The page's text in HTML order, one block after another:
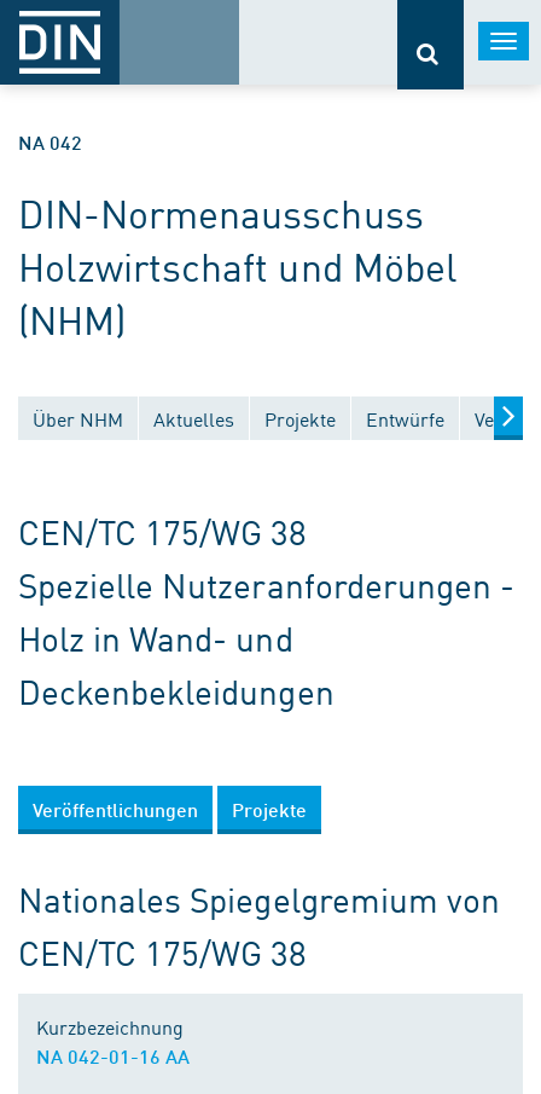
NA 042
DIN-Normenausschuss
Holzwirtschaft und Möbel
(NHM)
Über NHM Aktuelles Projekte Entwürfe
CEN/TC 175/WG 38
Spezielle Nutzeranforderungen -
Holz in Wand- und
Deckenbekleidungen
Veröffentlichungen Projekte
Nationales Spiegelgremium von
CEN/TC 175/WG 38
Kurzbezeichnung
NA 042-01-16 AA